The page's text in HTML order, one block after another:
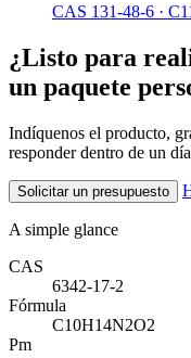
CAS 131-48-6 ·
¿Listo para
un paquete
Indíquenos el producto,
responder dentro de un
Solicitar un presupuesto
A simple glance
CAS
6342-17-2
Fórmula
C10H14N2O2
Pm